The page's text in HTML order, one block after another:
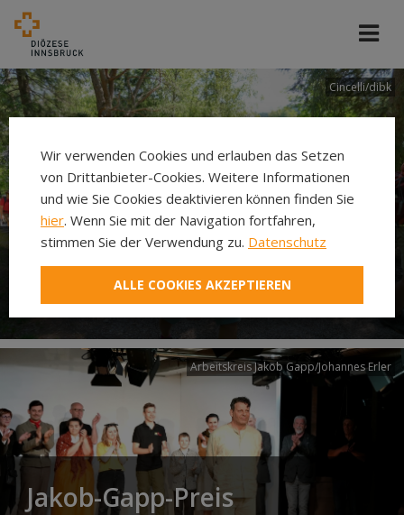
Cincelli/dibk
Neuer Pilgerweg Via
Laudato si’
Arbeitskreis Jakob Gapp/Johannes Erler
Jakob-Gapp-Preis
Wir verwenden Cookies und erlauben das Setzen
von Drittanbieter-Cookies. Weitere Informationen
und wie Sie Cookies deaktivieren können finden Sie
hier. Wenn Sie mit der Navigation fortfahren,
stimmen Sie der Verwendung zu. Datenschutz
ALLE COOKIES AKZEPTIEREN